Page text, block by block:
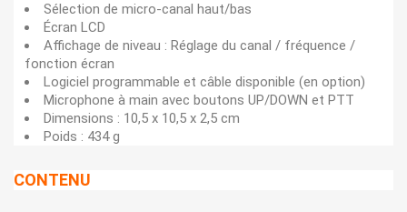
Sélection de micro-canal haut/bas
Écran LCD
Affichage de niveau : Réglage du canal / fréquence /
fonction écran
Logiciel programmable et câble disponible (en option)
Microphone à main avec boutons UP/DOWN et PTT
Dimensions : 10,5 x 10,5 x 2,5 cm
Poids : 434 g
CONTENU